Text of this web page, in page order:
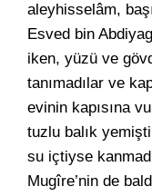
aleyhisselâm,
Esved bin
iken, yüzü ve
tanımadılar ve
evinin kapısına
tuzlu balık
su içtiyse
Mugîre’nin de